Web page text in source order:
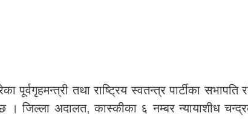
पूर्वगृहमन्त्री तथा राष्ट्रिय स्वतन्त्र पार्टीका सभापति
। जिल्ला अदालत, कास्कीका ६ नम्बर न्यायाशीध